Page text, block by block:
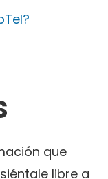
que
libre a